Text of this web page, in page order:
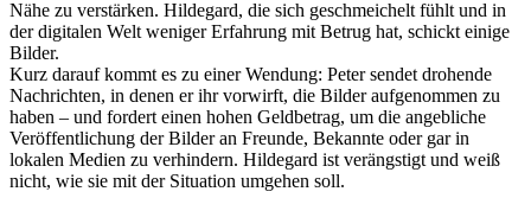
Nähe zu verstärken. Hildegard, die sich geschmeichelt fühlt und in
der digitalen Welt weniger Erfahrung mit Betrug hat, schickt einige
Bilder.
Kurz darauf kommt es zu einer Wendung: Peter sendet drohende
Nachrichten, in denen er ihr vorwirft, die Bilder aufgenommen zu
haben – und fordert einen hohen Geldbetrag, um die angebliche
Veröffentlichung der Bilder an Freunde, Bekannte oder gar in
lokalen Medien zu verhindern. Hildegard ist verängstigt und weiß
nicht, wie sie mit der Situation umgehen soll.